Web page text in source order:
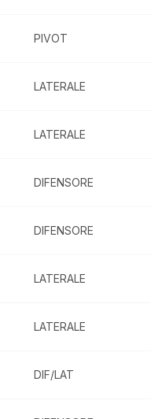
PIVOT
LATERALE
LATERALE
DIFENSORE
DIFENSORE
LATERALE
LATERALE
DIF/LAT